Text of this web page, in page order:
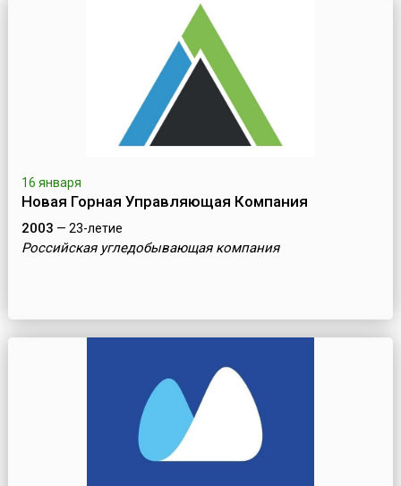
16 января
Новая Горная Управляющая Компания
2003 — 23-летие
Российская угледобывающая компания